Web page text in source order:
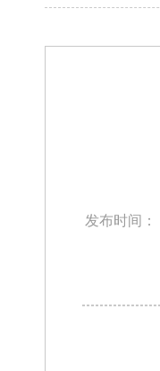
发布时间：